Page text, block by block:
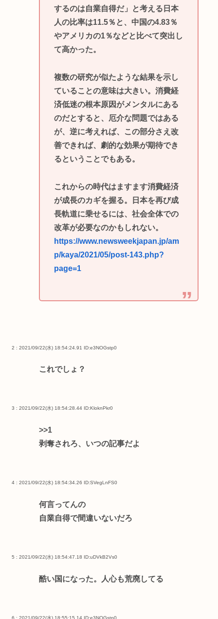
するのは自業自得だ」と考える日本
人の比率は11.5％と、中国の4.83％
やアメリカの1％などと比べて突出し
て高かった。
複数の研究が似たような結果を示し
ていることの意味は大きい。消費経
済低迷の根本原因がメンタルにある
のだとすると、厄介な問題ではある
が、逆に考えれば、この部分さえ改
善できれば、劇的な効果が期待でき
るということでもある。
これからの時代はますます消費経済
が成長のカギを握る。日本を再び成
長軌道に乗せるには、社会全体での
改革が必要なのかもしれない。
https://www.newsweekjapan.jp/am
p/kaya/2021/05/post-143.php?
page=1
2 : 2021/09/22(水) 18:54:24.91 ID:e3NOGstp0
これでしょ？
3 : 2021/09/22(水) 18:54:28.44 ID:KloknPkr0
>>1
剥奪されろ、いつの記事だよ
4 : 2021/09/22(水) 18:54:34.26 ID:SVegLnFS0
何言ってんの
自業自得で間違いないだろ
5 : 2021/09/22(水) 18:54:47.18 ID:uDVkB2Vs0
酷い国になった。人心も荒廃してる